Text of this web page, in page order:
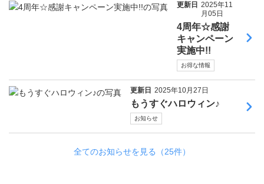
更新日 2025年11
月05日
4周年☆感謝
キャンペーン
実施中!!
お得な情報
更新日 2025年10月27日
もうすぐハロウィン♪
お知らせ
全てのお知らせを見る（25件）